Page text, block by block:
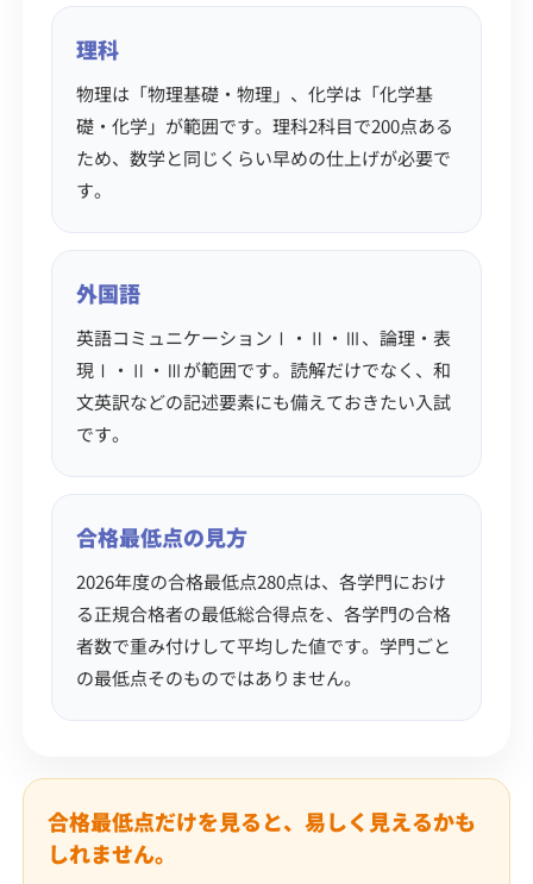
理科
物理は「物理基礎・物理」、化学は「化学基
礎・化学」が範囲です。理科2科目で200点ある
ため、数学と同じくらい早めの仕上げが必要で
す。
外国語
英語コミュニケーションⅠ・Ⅱ・Ⅲ、論理・表
現Ⅰ・Ⅱ・Ⅲが範囲です。読解だけでなく、和
文英訳などの記述要素にも備えておきたい入試
です。
合格最低点の見方
2026年度の合格最低点280点は、各学門におけ
る正規合格者の最低総合得点を、各学門の合格
者数で重み付けして平均した値です。学門ごと
の最低点そのものではありません。
合格最低点だけを見ると、易しく見えるかも
しれません。